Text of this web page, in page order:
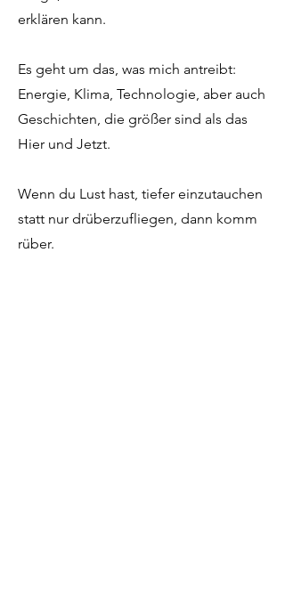
erklären kann.
Es geht um das, was mich antreibt:
Energie, Klima, Technologie, aber auch
Geschichten, die größer sind als das
Hier und Jetzt.
Wenn du Lust hast, tiefer einzutauchen
statt nur drüberzufliegen, dann komm
rüber.